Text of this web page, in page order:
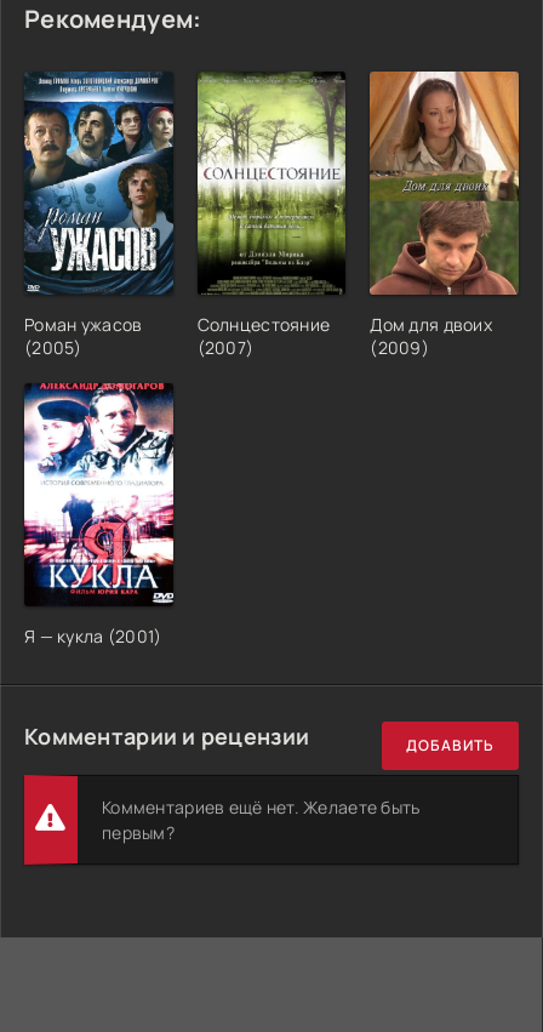
Рекомендуем:
Роман ужасов
(2005)
Солнцестояние
(2007)
Дом для двоих
(2009)
Я — кукла (2001)
Комментарии и рецензии ДОБАВИТЬ
Комментариев ещё нет. Желаете быть
первым?